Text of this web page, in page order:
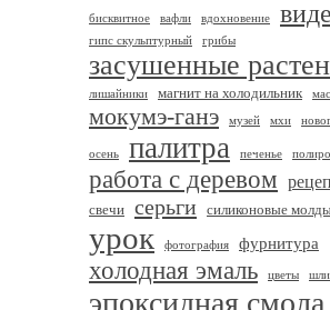
бисквитное вафли вдохновение
гипс скульптурный грибы
засушенные
лишайники
магнит на холодильник
мокумэ-ганэ музей мхи
осень палитра печенье
работа с деревом
свечи серьги силиконовые
урок фотография фурнитура
холодная эмаль цветы
эпоксидная смола